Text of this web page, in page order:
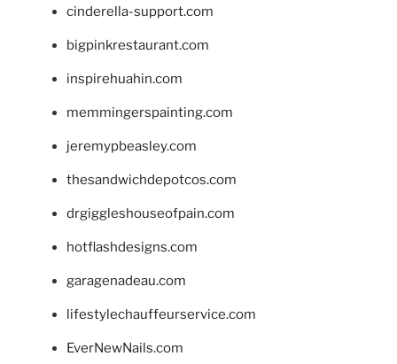
cinderella-support.com
bigpinkrestaurant.com
inspirehuahin.com
memmingerspainting.com
jeremypbeasley.com
thesandwichdepotcos.com
drgiggleshouseofpain.com
hotflashdesigns.com
garagenadeau.com
lifestylechauffeurservice.com
EverNewNails.com